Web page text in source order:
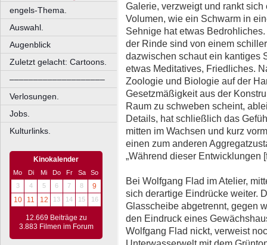
engels-Thema.
Auswahl.
Augenblick
Zuletzt gelacht: Cartoons.
––––––––––––––––––––
Verlosungen.
Jobs.
Kulturlinks.
Kinokalender
Mo Di Mi Do Fr Sa
So
3
4 5 6 7 8
9
10
11 12 13 14 15 16
12.669 Beiträge zu
3.883 Filmen im Forum
Galerie, verzweigt und rankt
Volumen, wie ein Schwarm in
Sehnige hat etwas
der Rinde sind von einem
dazwischen schaut ein kantiges
etwas Meditatives, Friedliches.
Zoologie und Biologie auf der
Gesetzmäßigkeit aus der
Raum zu schweben scheint,
Details, hat schließlich das
mitten im Wachsen und kurz
einen zum anderen
„Während dieser Entwicklungen
Bei Wolfgang Flad im Atelier,
sich derartige Eindrücke weiter.
Glasscheibe abgetrennt, gegen
den Eindruck eines
Wolfgang Flad nickt, verweist